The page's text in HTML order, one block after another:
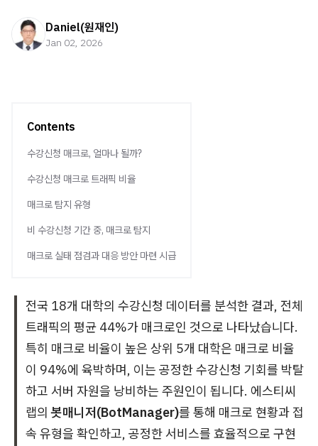
Daniel(원재인)
Jan 02, 2026
Contents
수강신청 매크로, 얼마나 될까?
수강신청 매크로 트래픽 비율
매크로 탐지 유형
비 수강신청 기간 중, 매크로 탐지
매크로 실태 점검과 대응 방안 마련 시급
전국 18개 대학의 수강신청 데이터를 분석한 결과, 전체
트래픽의 평균 44%가 매크로인 것으로 나타났습니다.
특히 매크로 비율이 높은 상위 5개 대학은 매크로 비율
이 94%에 육박하며, 이는 공정한 수강신청 기회를 박탈
하고 서버 자원을 낭비하는 주원인이 됩니다. 에스티씨
랩의봇매니저(BotManager)를 통해 매크로 현황과 접
속 유형을 확인하고, 공정한 서비스를 효율적으로 구현